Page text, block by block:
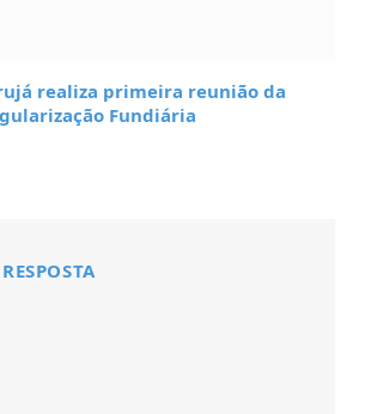
realiza primeira reunião da
Fundiária